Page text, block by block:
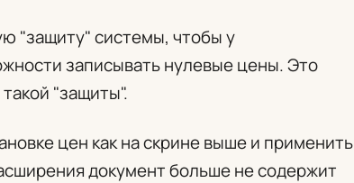
"защиту" системы, чтобы у
записывать нулевые цены. Это
"защиты".
цен как на скрине выше и применить
документ больше не содержит